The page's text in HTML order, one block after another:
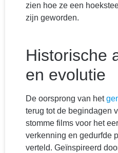
zien hoe ze een
zijn geworden.
Historische
en evolutie
De oorsprong van het
terug tot de begindagen
stomme films voor het
verkenning en gedurfde
verteld. Geïnspireerd